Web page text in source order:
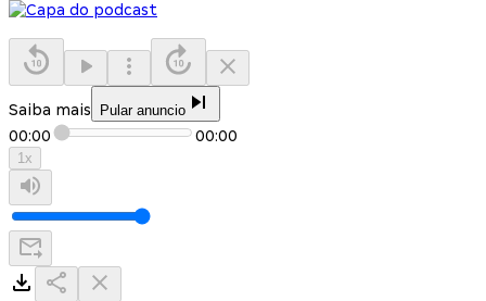
Saiba mais Pular anuncio
00:00 00:00
1x